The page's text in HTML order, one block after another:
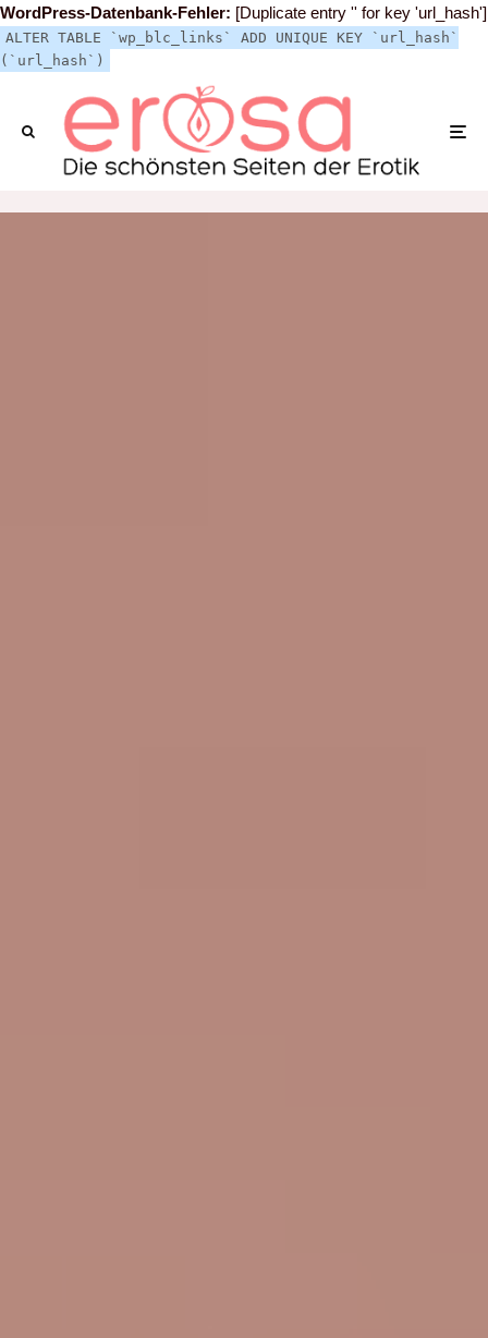
WordPress-Datenbank-Fehler: [Duplicate entry '' for key 'url_hash']
ALTER TABLE `wp_blc_links` ADD UNIQUE KEY `url_hash`
(`url_hash`)